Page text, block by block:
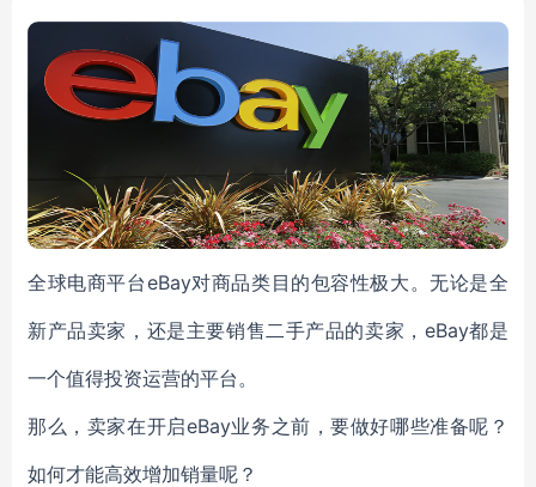
全球电商平台eBay对商品类目的包容性极大。无论是全
新产品卖家，还是主要销售二手产品的卖家，eBay都是
一个值得投资运营的平台。
那么，卖家在开启eBay业务之前，要做好哪些准备呢？
如何才能高效增加销量呢？